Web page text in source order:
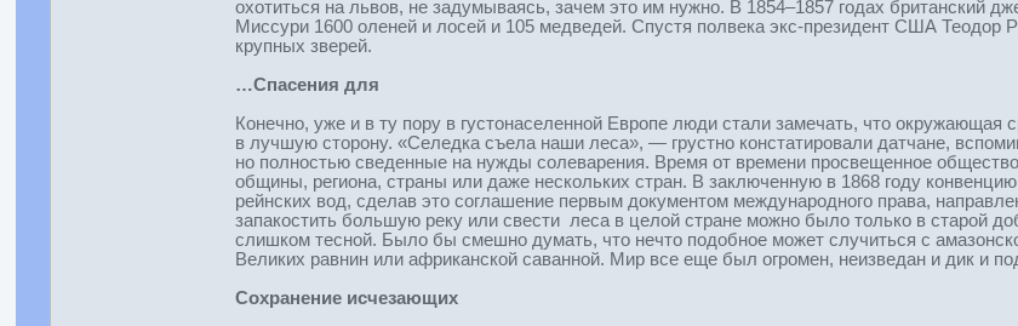
охотиться на львов, не задумываясь, зачем это им нужно. В 1854–1857 годах британский
Миссури 1600 оленей и лосей и 105 медведей. Спустя полвека экс-президент США Теодор
крупных зверей.
…Спасения для
Конечно, уже и в ту пору в густонаселенной Европе люди стали замечать, что
в лучшую сторону. «Селедка съела наши леса», — грустно констатировали датчане,
но полностью сведенные на нужды солеварения. Время от времени просвещенное
общины, региона, страны или даже нескольких стран. В заключенную в 1868 году
рейнских вод, сделав это соглашение первым документом международного права,
запакостить большую реку или свести леса в целой стране можно было только в старой
слишком тесной. Было бы смешно думать, что нечто подобное может случиться с
Великих равнин или африканской саванной. Мир все еще был огромен, неизведан и дик и
Сохранение исчезающих